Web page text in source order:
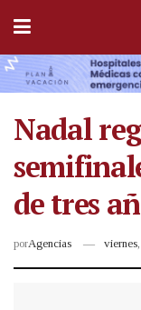
Nadal
de tres
porAgencias